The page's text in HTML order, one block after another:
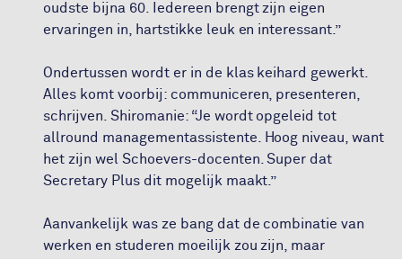
oudste bijna 60. Iedereen brengt zijn eigen
ervaringen in, hartstikke leuk en interessant.”
Ondertussen wordt er in de klas keihard gewerkt.
Alles komt voorbij: communiceren, presenteren,
schrijven. Shiromanie: “Je wordt opgeleid tot
allround managementassistente. Hoog niveau, want
het zijn wel Schoevers-docenten. Super dat
Secretary Plus dit mogelijk maakt.”
Aanvankelijk was ze bang dat de combinatie van
werken en studeren moeilijk zou zijn, maar